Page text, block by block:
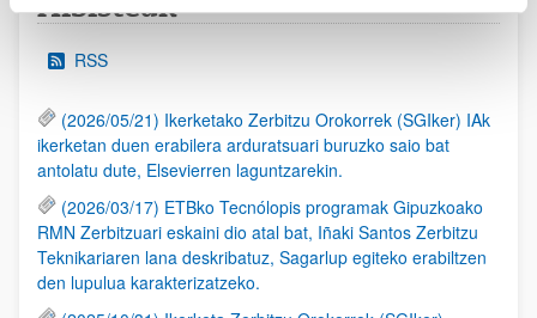
RSS
(2026/05/21) Ikerketako Zerbitzu Orokorrek (SGIker) IAk
ikerketan duen erabilera arduratsuari buruzko saio bat
antolatu dute, Elsevierren laguntzarekin.
(2026/03/17) ETBko Tecnólopis programak Gipuzkoako
RMN Zerbitzuari eskaini dio atal bat, Iñaki Santos Zerbitzu
Teknikariaren lana deskribatuz, Sagarlup egiteko erabiltzen
den lupulua karakterizatzeko.